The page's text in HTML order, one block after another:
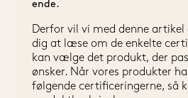
Derfor vil vi med denne
dig at læse om de enkelte
kan vælge det produkt, der
ønsker. Når vores produkter
følgende certificeringerne, så